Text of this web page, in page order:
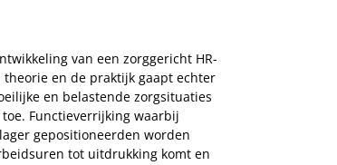
van een zorggericht HR-
en de praktijk gaapt echter
en belastende zorgsituaties
Functieverrijking waarbij
gepositioneerden worden
tot uitdrukking komt en